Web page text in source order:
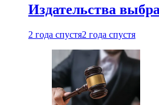
Издательства
2 года спустя2 года спустя